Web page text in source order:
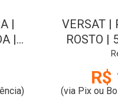
|
|
VERSAT |
ROSTO |
(via Pix ou